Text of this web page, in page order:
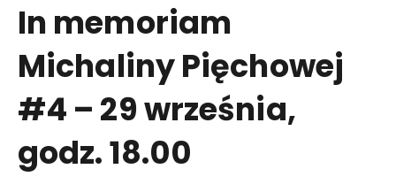
In memoriam
Michaliny Pięchowej
#4 – 29 września,
godz. 18.00